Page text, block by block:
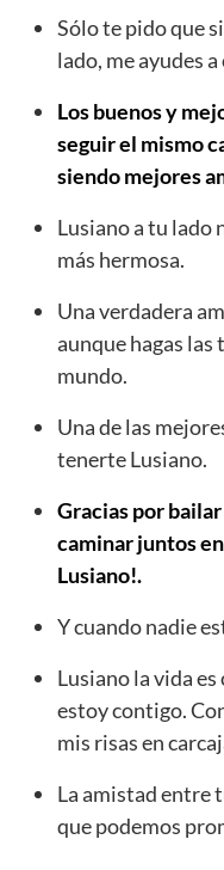
Sólo te pido que
lado, me ayudes
Los buenos y
seguir el mismo
siendo mejores
Lusiano a tu lado
más hermosa.
Una verdadera
aunque hagas las
mundo.
Una de las
tenerte Lusiano.
Gracias por
caminar juntos
Lusiano!.
Y cuando nadie
Lusiano la vida
estoy contigo.
mis risas en
La amistad entre
que podemos